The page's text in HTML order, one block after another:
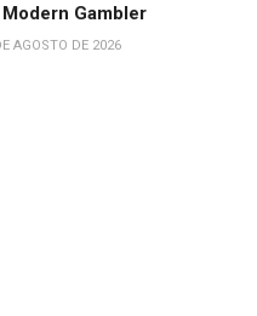
Gambler
AGOSTO DE 2026